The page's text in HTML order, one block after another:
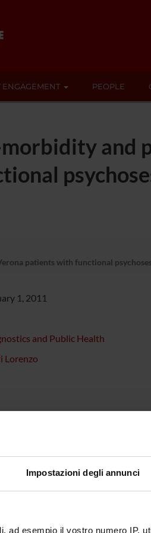
Impostazioni degli annunci
ad esempio il vostro numero IP,
ENGAGEMENT PEOPLE
and
patients with functional
1, 2011
and Public Health
Lorenzo